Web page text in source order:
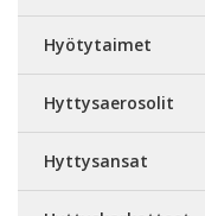
Hyötytaimet
Hyttysaerosolit
Hyttysansat